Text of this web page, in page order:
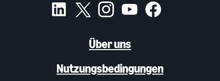
Über uns
Nutzungsbedingungen